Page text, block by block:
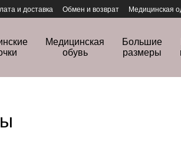
и доставка Обмен и возврат Медицинская
Медицинская
обувь
Большие
размеры